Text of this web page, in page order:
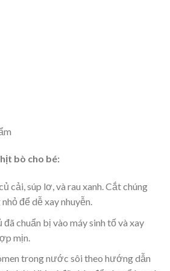
bò cho bé:
cải, súp lơ, và rau xanh. Cắt chúng
để dễ xay nhuyễn.
đã chuẩn bị vào máy sinh tố và xay
mịn.
trong nước sôi theo hướng dẫn